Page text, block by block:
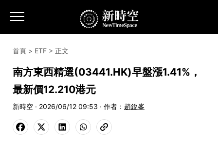
首頁 > ETF > 正文
南方東西精選(03441.HK)早盤漲1.41%，
最新價12.210港元
新時空 · 2026/06/12 09:53 · 作者： 趙銳峯